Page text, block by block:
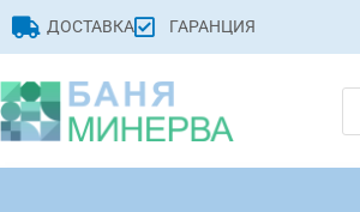
ДОСТАВКА ГАРАНЦИЯ